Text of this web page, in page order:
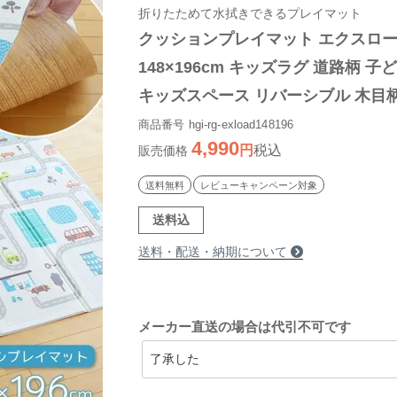
折りたためて水拭きできるプレイマット
クッションプレイマット エクスロ
148×196cm キッズラグ 道路柄 子
キッズスペース リバーシブル 木目
洗える 折りたたみ コンパクト
商品番号 hgi-rg-exload148196
販売価格 4,990 税込
送料無料 レビューキャンペーン対象
送料込
送料・配送・納期について
メーカー直送の場合は代引不可です